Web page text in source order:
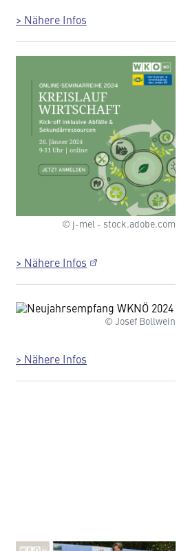
> Nähere Infos
© j-mel - stock.adobe.com
> Nähere Infos
© Josef Bollwein
> Nähere Infos